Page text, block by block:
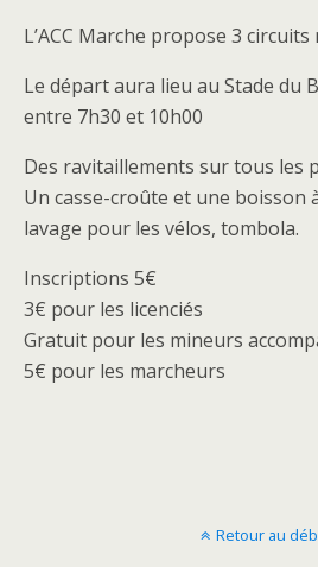
L’ACC Marche propose 3 circuits
Le départ aura lieu au Stade du
entre 7h30 et 10h00
Des ravitaillements sur tous les
Un casse-croûte et une boisson
lavage pour les vélos, tombola.
Inscriptions 5€
3€ pour les licenciés
Gratuit pour les mineurs
5€ pour les marcheurs
Retour au